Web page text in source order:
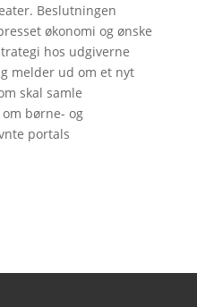
Beslutningen
økonomi og ønske
hos udgiverne
melder ud om et nyt
skal samle
børne- og
portals